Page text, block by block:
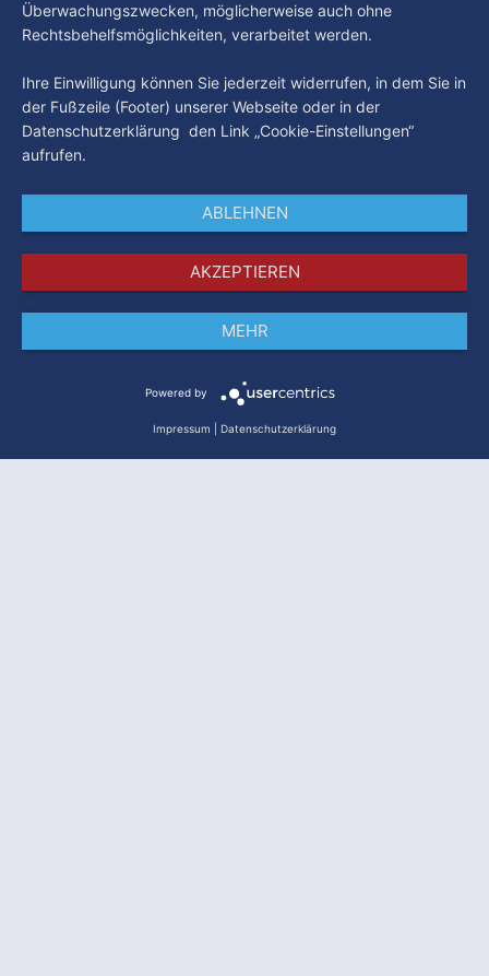
Datenschutz
Überwachungszwecken, möglicherweise auch ohne
Rechtsbehelfsmöglichkeiten, verarbeitet werden.
Ihre Einwilligung können Sie jederzeit widerrufen, in dem Sie in
der Fußzeile (Footer) unserer Webseite oder in der
Datenschutzerklärung den Link „Cookie-Einstellungen“
aufrufen.
ABLEHNEN
AKZEPTIEREN
MEHR
Powered by
Impressum Datenschutzerklärung